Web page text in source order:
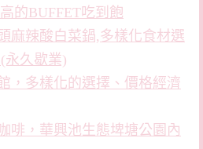
的BUFFET吃到飽
麻辣酸白菜鍋,多樣化食材選
永久歇業)
，多樣化的選擇、價格經濟
啡，華興池生態埤塘公園內